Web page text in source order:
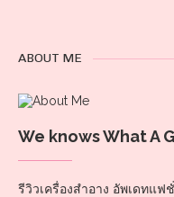
ABOUT ME
We knows What A
รีวิวเครื่องสำอาง อัพเดทแ